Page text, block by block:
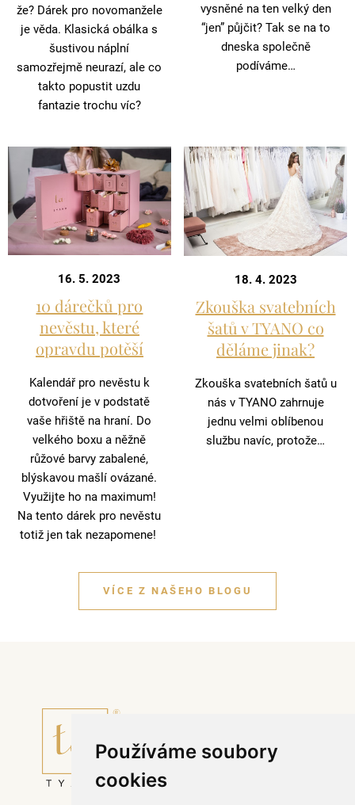
Používáme soubory
cookies
že? Dárek pro novomanžele
je věda. Klasická obálka s
šustivou náplní
samozřejmě neurazí, ale co
takto popustit uzdu
fantazie trochu víc?
vysněné na ten velký den
“jen” půjčit? Tak se na to
dneska společně
podíváme…
16. 5. 2023
10 dárečků pro
nevěstu, které
opravdu potěší
Kalendář pro nevěstu k
dotvoření je v podstatě
vaše hřiště na hraní. Do
velkého boxu a něžně
růžové barvy zabalené,
blýskavou mašlí ovázané.
Využijte ho na maximum!
Na tento dárek pro nevěstu
totiž jen tak nezapomene!
18. 4. 2023
Zkouška svatebních
šatů v TYANO co
děláme jinak?
Zkouška svatebních šatů u
nás v TYANO zahrnuje
jednu velmi oblíbenou
službu navíc, protože…
VÍCE Z NAŠEHO BLOGU